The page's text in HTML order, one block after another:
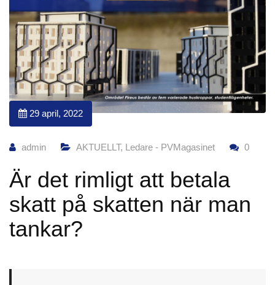
29 april, 2022
admin AKTUELLT, Ledare - PVMagasinet 0
Är det rimligt att betala
skatt på skatten när man
tankar?